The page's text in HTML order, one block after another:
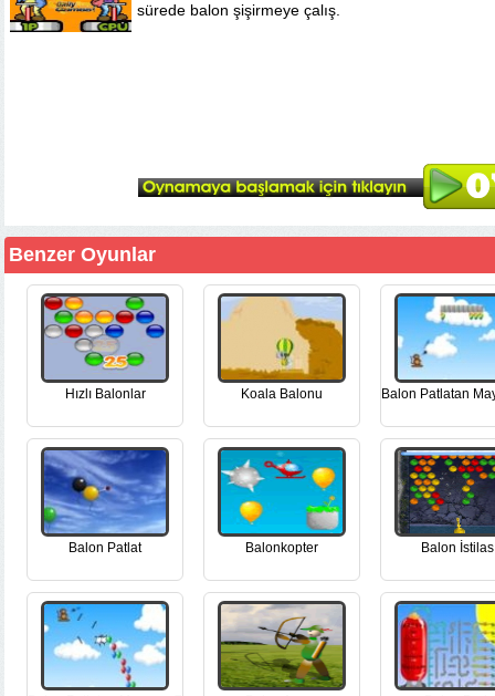
sürede balon şişirmeye çalış.
Benzer Oyunlar
Hızlı Balonlar Koala Balonu Balon Patlatan
Balon Patlat Balonkopter Balon